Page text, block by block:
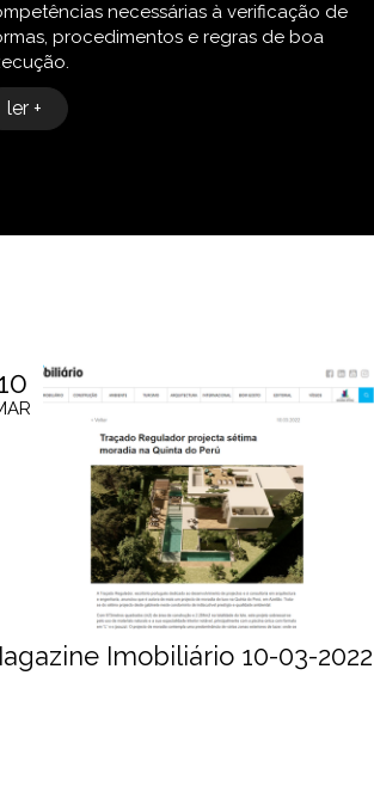
necessárias à verificação de
procedimentos e regras de boa
ler +
Imobiliário 10-03-2022